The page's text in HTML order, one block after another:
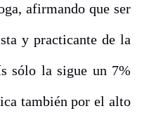
afirmando que ser
y practicante de la
sólo la sigue un 7%
también por el alto